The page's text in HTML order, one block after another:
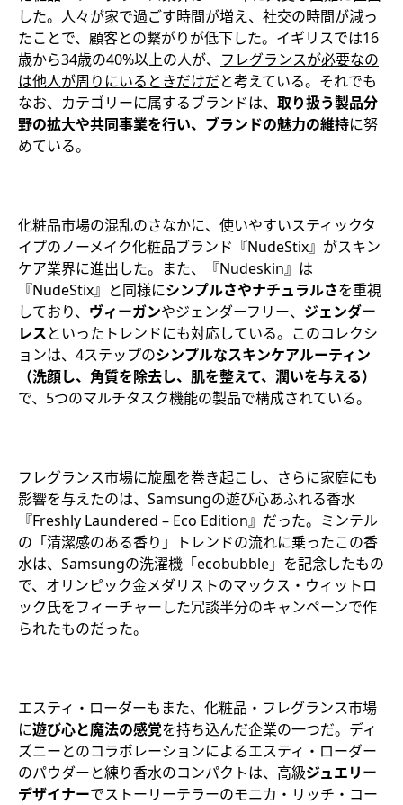
した。人々が家で過ごす時間が増え、社交の時間が減っ
たことで、顧客との繋がりが低下した。イギリスでは16
歳から34歳の40%以上の人が、 フレグランスが必要なの
は他人が周りにいるときだけだと考えている。それでも
なお、カテゴリーに属するブランドは、 取り扱う製品分
野の拡大や共同事業を行い、ブランドの魅力の維持に努
めている。
化粧品市場の混乱のさなかに、使いやすいスティックタ
イプのノーメイク化粧品ブランド『NudeStix』がスキン
ケア業界に進出した。また、『Nudeskin』は
『NudeStix』と同様にシンプルさやナチュラルさを重視
しており、 ヴィーガンやジェンダーフリー、 ジェンダー
レスといったトレンドにも対応している。このコレクシ
ョンは、4ステップのシンプルなスキンケアルーティン
（洗顔し、角質を除去し、肌を整えて、潤いを与える）
で、5つのマルチタスク機能の製品で構成されている。
フレグランス市場に旋風を巻き起こし、さらに家庭にも
影響を与えたのは、Samsungの遊び心あふれる香水
『Freshly Laundered – Eco Edition』だった。ミンテル
の「清潔感のある香り」トレンドの流れに乗ったこの香
水は、Samsungの洗濯機「ecobubble」を記念したもの
で、オリンピック金メダリストのマックス・ウィットロ
ック氏をフィーチャーした冗談半分のキャンペーンで作
られたものだった。
エスティ・ローダーもまた、化粧品・フレグランス市場
に遊び心と魔法の感覚を持ち込んだ企業の一つだ。ディ
ズニーとのコラボレーションによるエスティ・ローダー
のパウダーと練り香水のコンパクトは、高級ジュエリー
デザイナーでストーリーテラーのモニカ・リッチ・コー